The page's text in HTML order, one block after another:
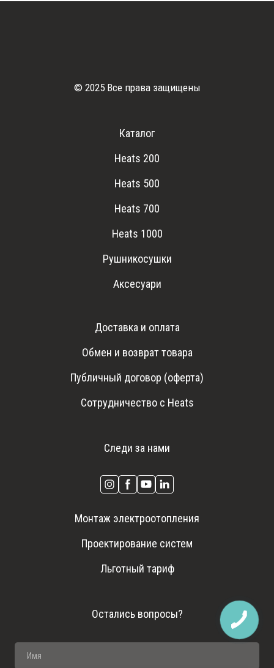
© 2025 Все права защищены
Каталог
Heats 200
Heats 500
Heats 700
Heats 1000
Рушникосушки
Аксесуари
Доставка и оплата
Обмен и возврат товара
Публичный договор (оферта)
Сотрудничество с Heats
Следи за нами
Монтаж электроотопления
Проектирование систем
Льготный тариф
Остались вопросы?